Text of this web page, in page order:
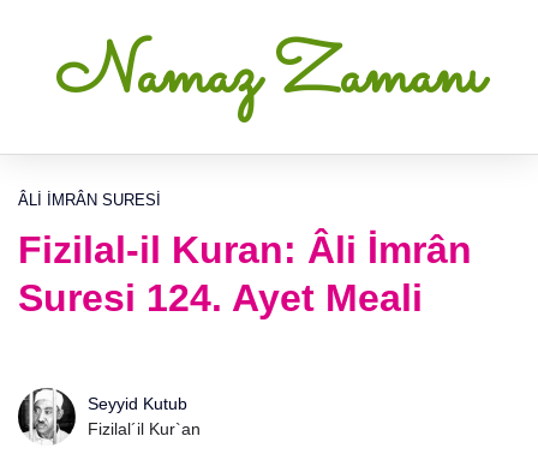
Namaz Zamanı
ÂLI İMRÂN SURESI
Fizilal-il Kuran: Âli İmrân
Suresi 124. Ayet Meali
Seyyid Kutub
Fizilal´il Kur`an